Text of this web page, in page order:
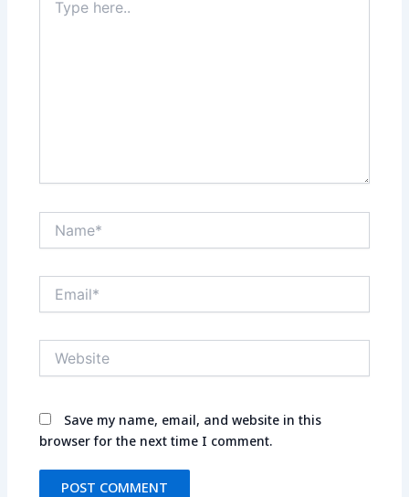
here..
Save my name, email, and website in this
browser for the next time I comment.